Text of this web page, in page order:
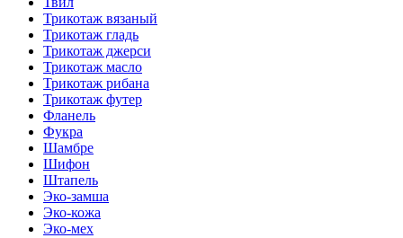
Трикотаж вязаный
Трикотаж гладь
Трикотаж джерси
Трикотаж масло
Трикотаж рибана
Трикотаж футер
Фланель
Фукра
Шамбре
Шифон
Штапель
Эко-замша
Эко-кожа
Эко-мех